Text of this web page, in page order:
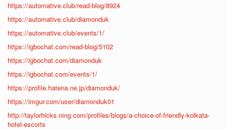
https://automative.club/read-blog/8924
https://automative.club/diamonduk
https://automative.club/events/1/
https://igbochat.com/read-blog/5102
https://igbochat.com/diamonduk
https://igbochat.com/events/1/
https://profile.hatena.ne.jp/diamonduk/
https://imgur.com/user/diamonduk01
http://taylorhicks.ning.com/profiles/blogs/a-choice-of-friendly-kolkata-
hotel-escorts